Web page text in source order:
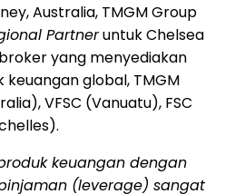
Australia, TMGM Group
Partneruntuk Chelsea
yang menyediakan
keuangan global, TMGM
VFSC (Vanuatu), FSC
keuangan dengan
(leverage) sangat